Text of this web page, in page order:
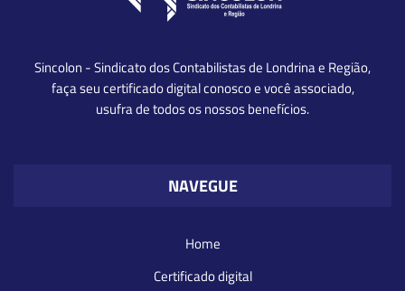
Sincolon - Sindicato dos Contabilistas de Londrina e Região,
faça seu certificado digital conosco e você associado,
usufra de todos os nossos benefícios.
NAVEGUE
Home
Certificado digital